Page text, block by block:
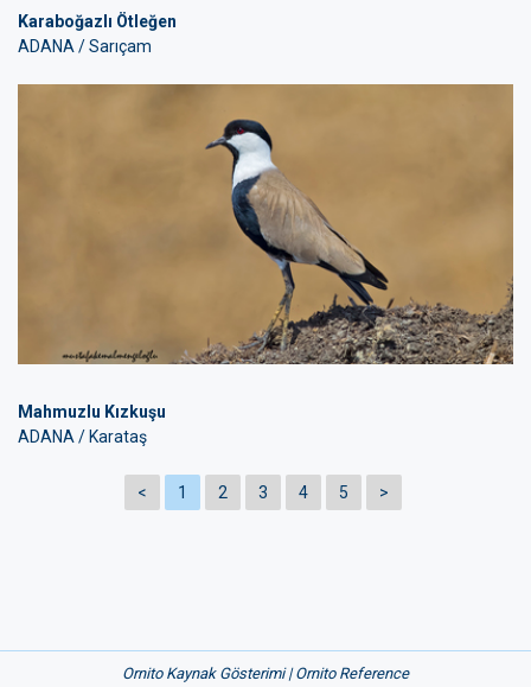
Karaboğazlı Ötleğen
ADANA / Sarıçam
Mahmuzlu Kızkuşu
ADANA / Karataş
< 1 2 3 4 5 >
Ornito Kaynak Gösterimi | Ornito Reference